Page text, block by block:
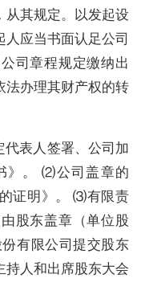
从其规定。以发起设
应当书面认足公司
司章程规定缴纳出
法办理其财产权的转
表人签署、公司加
》。 ⑵公司盖章的
证明》。 ⑶有限责
股东盖章（单位股
有限公司提交股东
持人和出席股东大会